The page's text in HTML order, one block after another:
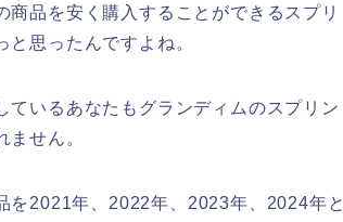
品を安く購入することができるスプリ
思ったんですよね。
いるあなたもグランディムのスプリン
せん。
を2021年、2022年、2023年、2024年と